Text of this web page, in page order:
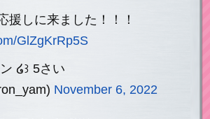
援しに来ました！！！
GlZgKrRp5S
໒꒱ 5さい
November 6, 2022